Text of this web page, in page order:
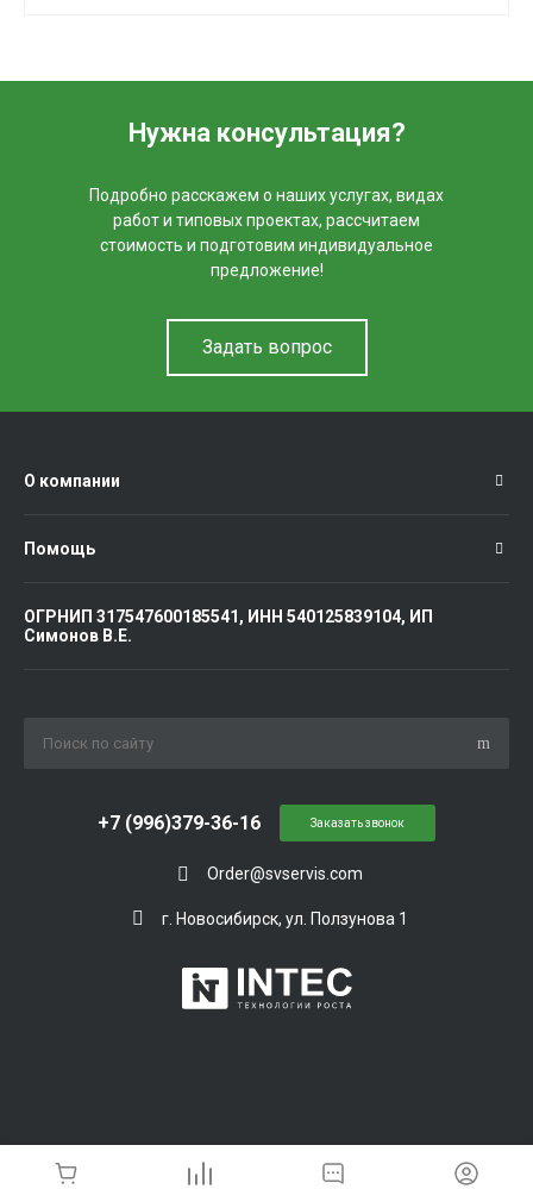
Нужна консультация?
Подробно расскажем о наших услугах, видах
работ и типовых проектах, рассчитаем
стоимость и подготовим индивидуальное
предложение!
Задать вопрос
О компании
Помощь
ОГРНИП 317547600185541, ИНН 540125839104, ИП
Симонов В.Е.
Order@svservis.com
+7 (996)379-36-16
г. Новосибирск, ул. Ползунова 1
Заказать звонок
© 2026 Universe, Все права защищены